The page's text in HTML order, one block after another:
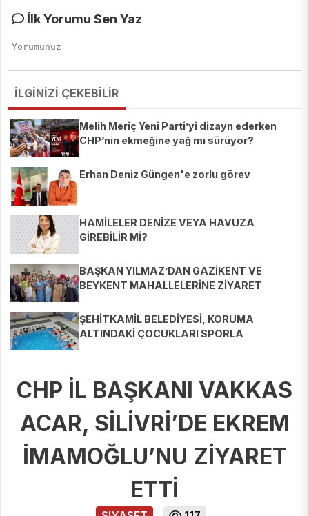
İlk Yorumu Sen Yaz
İLGİNİZİ ÇEKEBİLİR
Melih Meriç Yeni Parti’yi dizayn ederken
CHP’nin ekmeğine yağ mı sürüyor?
Erhan Deniz Güngen'e zorlu görev
HAMİLELER DENİZE VEYA HAVUZA
GİREBİLİR Mİ?
BAŞKAN YILMAZ’DAN GAZİKENT VE
BEYKENT MAHALLELERİNE ZİYARET
ŞEHİTKAMİL BELEDİYESİ, KORUMA
ALTINDAKİ ÇOCUKLARI SPORLA
CHP İL BAŞKANI VAKKAS
ACAR, SİLİVRİ’DE EKREM
İMAMOĞLU’NU ZİYARET
ETTİ